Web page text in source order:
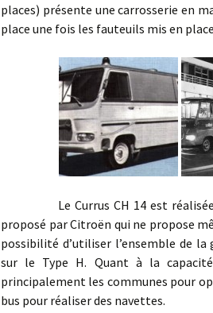
places) présente une carrosserie en
place une fois les fauteuils mis en
Le Currus CH 14 est réalisée
proposé par Citroën qui ne propose
possibilité d’utiliser l’ensemble de
sur le Type H. Quant à la
principalement les communes pour
bus pour réaliser des navettes.